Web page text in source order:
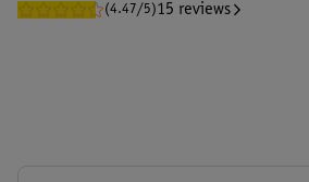
(4.47/5)15 reviews